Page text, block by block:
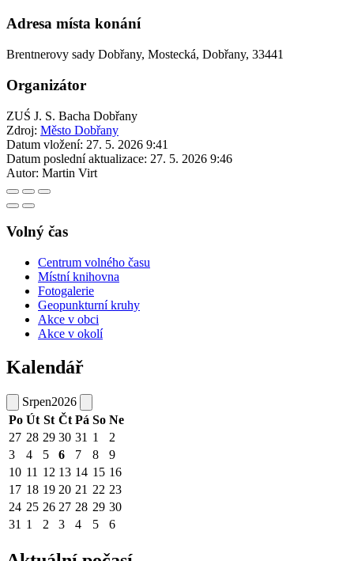
Adresa místa konání
Brentnerovy sady Dobřany, Mostecká, Dobřany, 33441
Organizátor
ZUŚ J. S. Bacha Dobřany
Zdroj: Město Dobřany
Datum vložení: 27. 5. 2026 9:41
Datum poslední aktualizace: 27. 5. 2026 9:46
Autor: Martin Virt
Volný čas
Centrum volného času
Místní knihovna
Fotogalerie
Geopunkturní kruhy
Akce v obci
Akce v okolí
Kalendář
Srpen2026
Po Út St Čt Pá So Ne
27 28 29 30 31 1
2
3
4 5 6 7 8
9
10 11 12 13 14 15 16
17 18 19 20 21 22 23
24 25 26 27 28 29 30
31 1 2 3 4 5 6